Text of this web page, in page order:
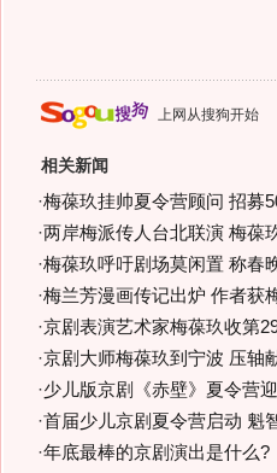
上网从搜狗开始
相关新闻
·梅葆玖挂帅夏令营顾问 招募
·两岸梅派传人台北联演 梅葆
·梅葆玖呼吁剧场莫闲置 称春
·梅兰芳漫画传记出炉 作者获
·京剧表演艺术家梅葆玖收第
·京剧大师梅葆玖到宁波 压轴
·少儿版京剧《赤壁》夏令营
·首届少儿京剧夏令营启动 魁
·年底最棒的京剧演出是什么?